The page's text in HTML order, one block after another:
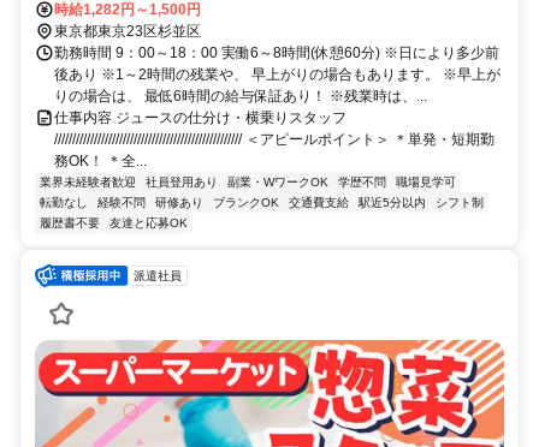
徒歩約2分、東京メトロ丸ノ内線 南阿佐ヶ谷1番口徒歩約23分
時給1,282円～1,500円
東京都東京23区杉並区
勤務時間 9：00～18：00 実働6～8時間(休憩60分) ※日により多少前
後あり ※1～2時間の残業や、 早上がりの場合もあります。 ※早上が
りの場合は、 最低6時間の給与保証あり！ ※残業時は、...
仕事内容 ジュースの仕分け・横乗りスタッフ
//////////////////////////////////////////////////// ＜アピールポイント＞ ＊単発・短期勤
務OK！ ＊全...
業界未経験者歓迎 社員登用あり 副業・WワークOK 学歴不問
職場見学可
転勤なし
経験不問 研修あり ブランクOK 交通費支給 駅近5分以内
シフト制
履歴書不要
友達と応募OK
派遣社員